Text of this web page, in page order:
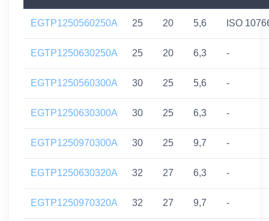
EGTP1250560250A 25 20 5,6 ISO
EGTP1250630250A 25 20 6,3 -
EGTP1250560300A 30 25 5,6 -
EGTP1250630300A 30 25 6,3 -
EGTP1250970300A 30 25 9,7 -
EGTP1250630320A 32 27 6,3 -
EGTP1250970320A 32 27 9,7 -